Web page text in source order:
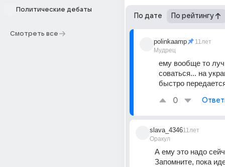
Политические дебаты
Смотреть все
По дате По рейтингу
polinkaamp
Мудрец
11лет
ему вообще то
соваться... на
быстро
0
slava_4346
Оракул
11лет
А ему это надо
Запомните, пока